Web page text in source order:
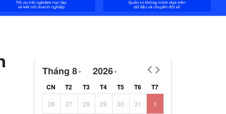
Tháng 8 2026
CN T2 T3 T4 T5 T6 T7
26 27 28 29 30 31 1